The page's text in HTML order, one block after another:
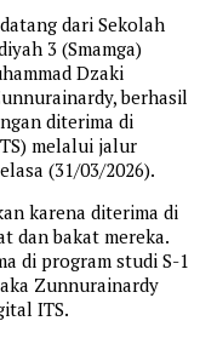
dari Sekolah
3 (Smamga)
Dzaki
berhasil
diterima di
melalui jalur
(31/03/2026).
karena diterima di
dan bakat mereka.
di program studi S-1
Zunnurainardy
ITS.